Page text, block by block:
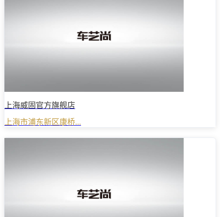
上海威固官方旗舰店
上海市浦东新区康桥...